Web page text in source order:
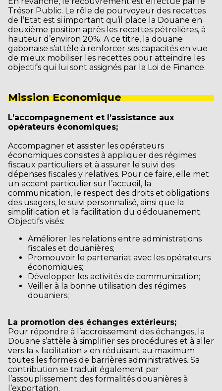
Trésor Public. Le rôle de pourvoyeur des recettes
de l’Etat est si important qu’il place la Douane en
deuxième position après les recettes pétrolières, à
hauteur d’environ 20%. A ce titre, la douane
gabonaise s’attèle à renforcer ses capacités en vue
de mieux mobiliser les recettes pour atteindre les
objectifs qui lui sont assignés par la Loi de Finance.
Mission Economique
L’accompagnement et l’assistance aux
opérateurs économiques;
Accompagner et assister les opérateurs
économiques consistes à appliquer des régimes
fiscaux particuliers et à assurer le suivi des
dépenses fiscales y relatives. Pour ce faire, elle met
un accent particulier sur l’accueil, la
communication, le respect des droits et obligations
des usagers, le suivi personnalisé, ainsi que la
simplification et la facilitation du dédouanement.
Objectifs visés:
Améliorer les relations entre administrations
fiscales et douanières;
Promouvoir le partenariat avec les opérateurs
économiques;
Développer les activités de communication;
Veiller à la bonne utilisation des régimes
douaniers;
La promotion des échanges extérieurs;
Pour répondre à l’accroissement des échanges, la
Douane s’attèle à simplifier ses procédures et à aller
vers la « facilitation » en réduisant au maximum
toutes les formes de barrières administratives. Sa
contribution se traduit également par
l’assouplissement des formalités douanières à
l’exportation.